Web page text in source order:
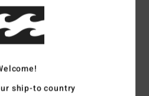
ship-to country